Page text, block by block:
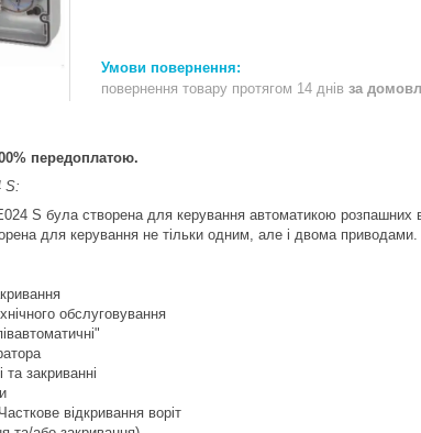
повернення товару протягом 14 днів за
передоплатою.
S:
S була створена для керування автоматикою
для керування не тільки одним, але і двома приводами.
обслуговування
та закриванні
відкривання воріт